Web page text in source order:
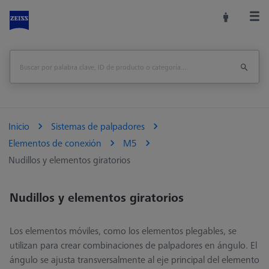
Inicio
Sistemas de palpadores
Elementos de conexión
M5
Nudillos y elementos giratorios
Nudillos y elementos giratorios
Los elementos móviles, como los elementos plegables, se
utilizan para crear combinaciones de palpadores en ángulo. El
ángulo se ajusta transversalmente al eje principal del elemento